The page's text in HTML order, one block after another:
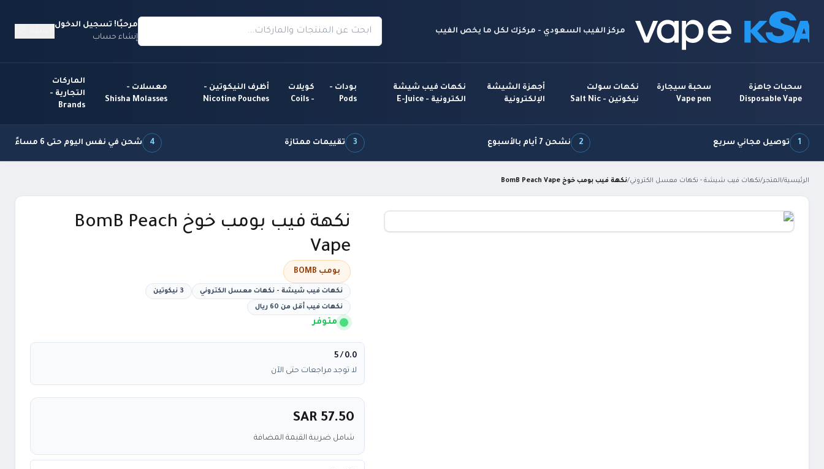
مركز الفيب السعودي - مركزك لكل ما يخص الفيب
مرحبًا! تسجيل الدخول
إنشاء حساب
سحبات جاهزة
Disposable Vape
سحبة سيجارة
Vape pen
نكهات سولت
نيكوتين - Salt Nic
أجهزة الشيشة
الإلكترونية
نكهات فيب شيشة
الكترونية - E-Juice
بودات -
Pods
كويلات
- Coils
أظرف النيكوتين -
Nicotine Pouches
معسلات -
Shisha Molasses
الماركات
التجارية -
Brands
1 توصيل مجاني سريع 2 نشحن 7 أيام بالأسبوع 3 تقييمات ممتازة 4 شحن في نفس اليوم حتى 6 مساءً
الرئيسية/المتجر/نكهات فيب شيشة - نكهات معسل الكتروني/نكهة فيب بومب خوخ BomB Peach Vape
نكهة فيب بومب خوخ BomB Peach
Vape
بومب BOMB
نكهات فيب شيشة - نكهات معسل الكتروني 3 نيكوتين
نكهات فيب أقل من 60 ريال
متوفر
0.0
/ 5
لا توجد مراجعات حتى الآن
SAR 57.50
شامل ضريبة القيمة المضافة